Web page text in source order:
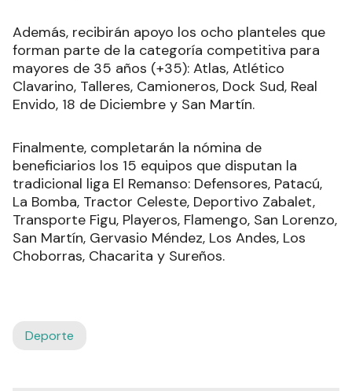
Además, recibirán apoyo los ocho planteles que
forman parte de la categoría competitiva para
mayores de 35 años (+35): Atlas, Atlético
Clavarino, Talleres, Camioneros, Dock Sud, Real
Envido, 18 de Diciembre y San Martín.
Finalmente, completarán la nómina de
beneficiarios los 15 equipos que disputan la
tradicional liga El Remanso: Defensores, Patacú,
La Bomba, Tractor Celeste, Deportivo Zabalet,
Transporte Figu, Playeros, Flamengo, San Lorenzo,
San Martín, Gervasio Méndez, Los Andes, Los
Choborras, Chacarita y Sureños.
Deporte